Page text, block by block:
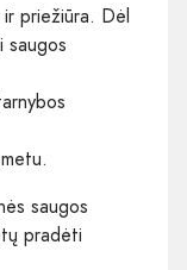
priežiūra. Dėl
saugos
saugos
pradėti